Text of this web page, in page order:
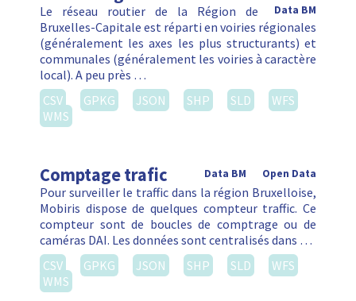
Data BM
Le réseau routier de la Région de
Bruxelles-Capitale est réparti en voiries régionales
(généralement les axes les plus structurants) et
communales (généralement les voiries à caractère
local). A peu près …
CSV
GPKG JSON SHP SLD
WFS
WMS
Comptage trafic Open Data
Data BM
Pour surveiller le traffic dans la région Bruxelloise,
Mobiris dispose de quelques compteur traffic. Ce
compteur sont de boucles de comptrage ou de
caméras DAI. Les données sont centralisés dans …
CSV
GPKG JSON SHP SLD
WFS
WMS